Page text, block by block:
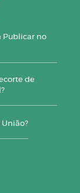
Publicar no
de